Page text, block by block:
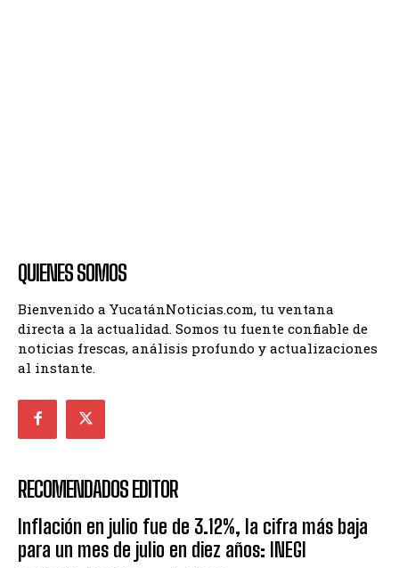
QUIENES SOMOS
Bienvenido a YucatánNoticias.com, tu ventana
directa a la actualidad. Somos tu fuente confiable de
noticias frescas, análisis profundo y actualizaciones
al instante.
RECOMENDADOS EDITOR
Inflación en julio fue de 3.12%, la cifra más baja
para un mes de julio en diez años: INEGI